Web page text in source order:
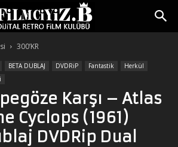
300’KR
BETA DUBLAJ DVDRiP Fantastik
Herkül
Karşı – Atlas
Cyclops (1961)
DVDRip Dual